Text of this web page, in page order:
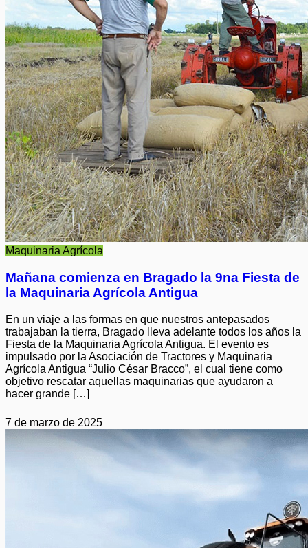
Maquinaria Agrícola
Mañana comienza en Bragado la 9na Fiesta de
la Maquinaria Agrícola Antigua
En un viaje a las formas en que nuestros antepasados
trabajaban la tierra, Bragado lleva adelante todos los años la
Fiesta de la Maquinaria Agrícola Antigua. El evento es
impulsado por la Asociación de Tractores y Maquinaria
Agrícola Antigua “Julio César Bracco”, el cual tiene como
objetivo rescatar aquellas maquinarias que ayudaron a
hacer grande […]
7 de marzo de 2025